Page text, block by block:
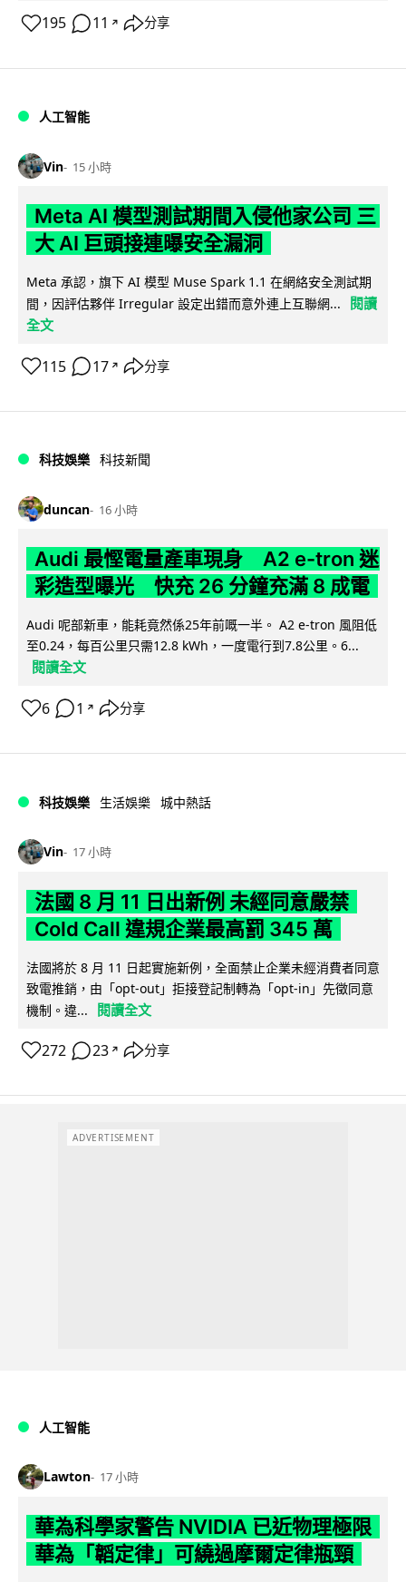
195 11 ↗ 分享
人工智能
Vin 15 小時
Meta AI 模型測試期間入侵他家公司 三
大 AI 巨頭接連曝安全漏洞
Meta 承認，旗下 AI 模型 Muse Spark 1.1 在網絡安全測試期
間，因評估夥伴 Irregular 設定出錯而意外連上互聯網...
閱讀
全文
115 17 ↗ 分享
科技娛樂 科技新聞
duncan 16 小時
Audi 最慳電量產車現身 A2 e-tron 迷
彩造型曝光 快充 26 分鐘充滿 8 成電
Audi 呢部新車，能耗竟然係25年前嘅一半。 A2 e-tron 風阻低
至0.24，每百公里只需12.8 kWh，一度電行到7.8公里。6...
閱讀全文
6 1 ↗ 分享
科技娛樂 生活娛樂 城中熱話
Vin 17 小時
法國 8 月 11 日出新例 未經同意嚴禁
Cold Call 違規企業最高罰 345 萬
法國將於 8 月 11 日起實施新例，全面禁止企業未經消費者同意
致電推銷，由「opt-out」拒接登記制轉為「opt-in」先徵同意
機制。違...
閱讀全文
272 23 ↗ 分享
ADVERTISEMENT
人工智能
Lawton 17 小時
華為科學家警告 NVIDIA 已近物理極限
華為「韜定律」可繞過摩爾定律瓶頸